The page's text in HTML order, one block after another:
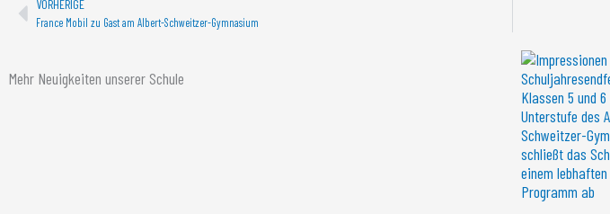
VORHERIGE
France Mobil zu Gast am Albert-Schweitzer-Gymnasium
Mehr Neuigkeiten unserer Schule
Unterstufe des
Schweitzer-
schließt das
einem
Programm ab